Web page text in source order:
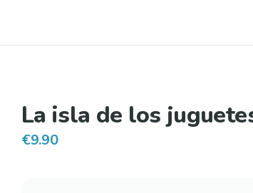
La isla de los
€9.90